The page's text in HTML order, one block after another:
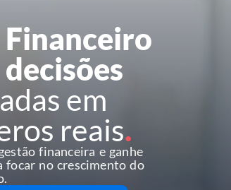
Financeiro
em
reais.
financeira e ganhe
focar no crescimento do